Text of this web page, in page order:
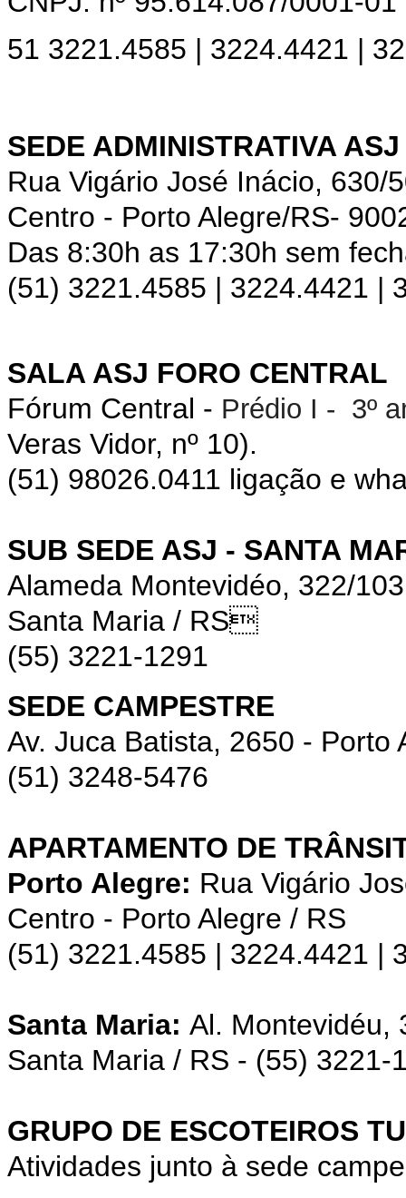
51 3221.4585 | 3224.4421 |
SEDE ADMINISTRATIVA ASJ
Rua Vigário José Inácio, 630/
Centro - Porto Alegre/RS-
Das 8:30h as 17:30h sem
(51) 3221.4585 | 3224.4421 |
SALA ASJ FORO CENTRAL
Fórum Central - Prédio I - 3º
Veras Vidor, nº 10).
(51) 98026.0411 ligação e
SUB SEDE ASJ - SANTA
Alameda Montevidéo, 322/
Santa Maria / RS
(55) 3221-1291
SEDE CAMPESTRE
Av. Juca Batista, 2650 - Porto
(51) 3248-5476
APARTAMENTO DE
Porto Alegre: Rua Vigário
Centro - Porto Alegre / RS
(51) 3221.4585 | 3224.4421 |
Santa Maria: Al. Montevidéu,
Santa Maria / RS - (55) 3221-
GRUPO DE ESCOTEIROS
Atividades junto à sede